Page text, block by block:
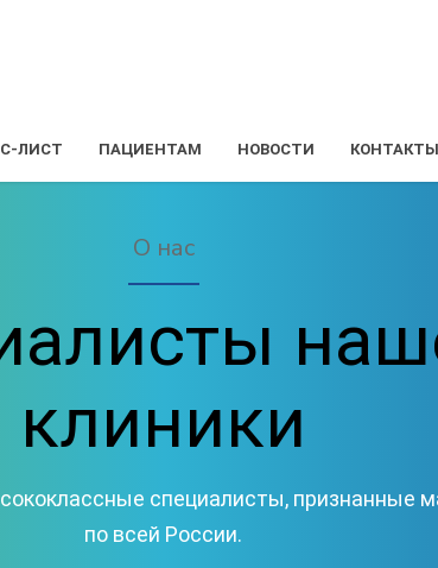
ЛИСТ ПАЦИЕНТАМ НОВОСТИ КОНТАКТЫ
О нас
клиники
специалисты, признанные
по всей России.